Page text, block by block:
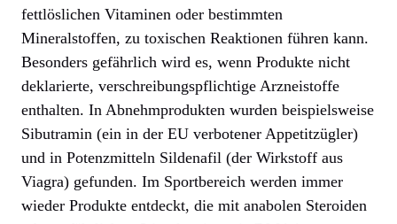
fettlöslichen Vitaminen oder bestimmten
Mineralstoffen, zu toxischen Reaktionen führen kann.
Besonders gefährlich wird es, wenn Produkte nicht
deklarierte, verschreibungspflichtige Arzneistoffe
enthalten. In Abnehmprodukten wurden beispielsweise
Sibutramin (ein in der EU verbotener Appetitzügler)
und in Potenzmitteln Sildenafil (der Wirkstoff aus
Viagra) gefunden. Im Sportbereich werden immer
wieder Produkte entdeckt, die mit anabolen Steroiden